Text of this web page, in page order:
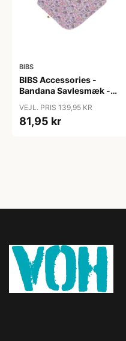
BIBS
BIBS Accessories -
Bandana Savlesmæk -
Lawn/Violet Sky
VEJL. PRIS 139,95 KR
81,95 kr